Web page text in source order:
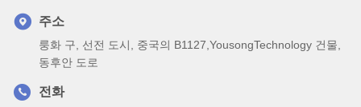
주소
룽화 구, 선전 도시, 중국의 B1127,YousongTechnology 건물,
동후안 도로
전화